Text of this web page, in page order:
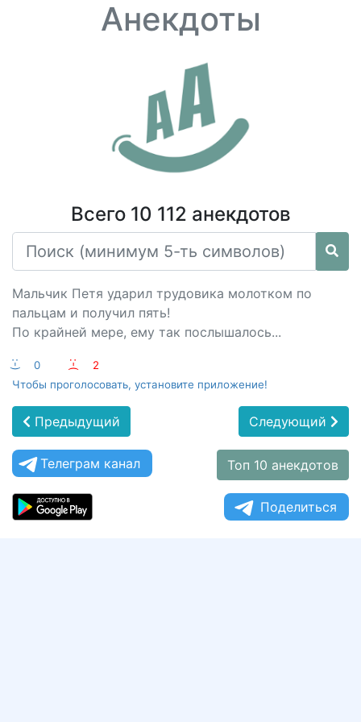
Анекдоты
Всего 10 112 анекдотов
Мальчик Петя ударил трудовика молотком по
пальцам и получил пять!
По крайней мере, ему так послышалось...
:-) 0 :-(
2
Чтобы проголосовать, установите приложение!
Предыдущий Следующий
Телеграм канал Топ 10 анекдотов
Поделиться